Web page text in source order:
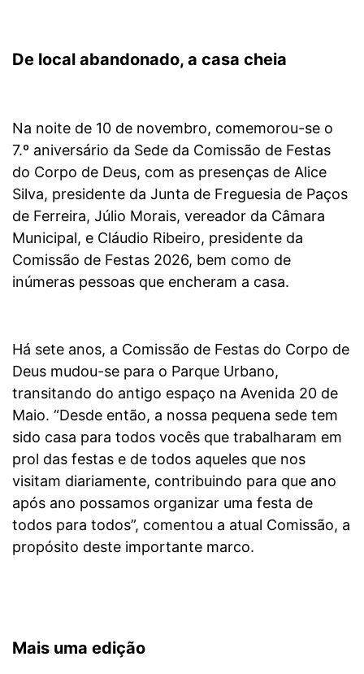
De local abandonado, a casa cheia
Na noite de 10 de novembro, comemorou-se o
7.º aniversário da Sede da Comissão de Festas
do Corpo de Deus, com as presenças de Alice
Silva, presidente da Junta de Freguesia de Paços
de Ferreira, Júlio Morais, vereador da Câmara
Municipal, e Cláudio Ribeiro, presidente da
Comissão de Festas 2026, bem como de
inúmeras pessoas que encheram a casa.
Há sete anos, a Comissão de Festas do Corpo de
Deus mudou-se para o Parque Urbano,
transitando do antigo espaço na Avenida 20 de
Maio. “Desde então, a nossa pequena sede tem
sido casa para todos vocês que trabalharam em
prol das festas e de todos aqueles que nos
visitam diariamente, contribuindo para que ano
após ano possamos organizar uma festa de
todos para todos”, comentou a atual Comissão, a
propósito deste importante marco.
Mais uma edição